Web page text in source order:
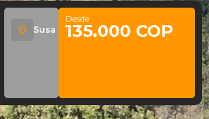
Susa
Desde
135.000 COP